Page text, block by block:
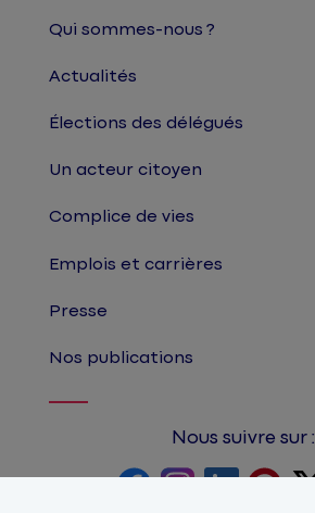
Qui sommes-nous ?
Actualités
Élections des délégués
Un acteur citoyen
Complice de vies
Emplois et carrières
Presse
Nos publications
Nous suivre sur :